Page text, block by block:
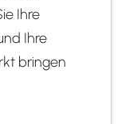
Ihre
Ihre
bringen